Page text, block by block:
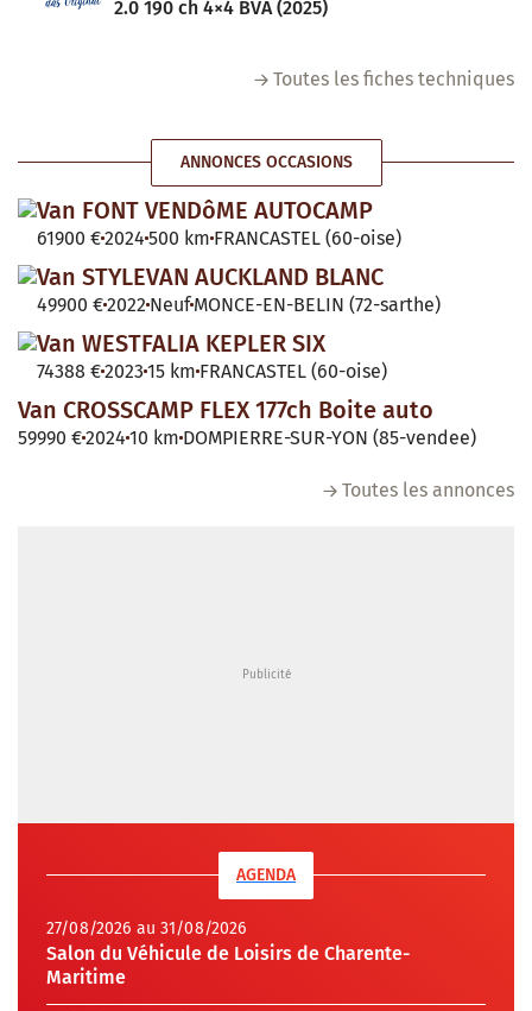
2.0 190 ch 4×4 BVA (2025)
Toutes les fiches techniques
ANNONCES OCCASIONS
Van FONT VENDôME AUTOCAMP
61900 €2024 500 km FRANCASTEL (60-oise)
Van STYLEVAN AUCKLAND BLANC
49900 €2022 Neuf MONCE-EN-BELIN (72-sarthe)
Van WESTFALIA KEPLER SIX
74388 €2023 15 km FRANCASTEL (60-oise)
Van CROSSCAMP FLEX 177ch Boite auto
59990 €2024 10 km DOMPIERRE-SUR-YON (85-vendee)
Toutes les annonces
AGENDA
27/08/2026 au 31/08/2026
Salon du Véhicule de Loisirs de Charente-
Maritime